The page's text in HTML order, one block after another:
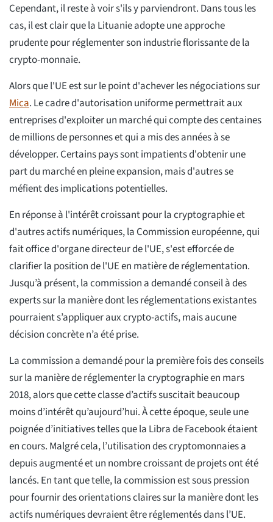
Cependant, il reste à voir s'ils y parviendront. Dans tous les
cas, il est clair que la Lituanie adopte une approche
prudente pour réglementer son industrie florissante de la
crypto-monnaie.
Alors que l'UE est sur le point d'achever les négociations sur
Mica. Le cadre d'autorisation uniforme permettrait aux
entreprises d'exploiter un marché qui compte des centaines
de millions de personnes et qui a mis des années à se
développer. Certains pays sont impatients d'obtenir une
part du marché en pleine expansion, mais d'autres se
méfient des implications potentielles.
En réponse à l'intérêt croissant pour la cryptographie et
d'autres actifs numériques, la Commission européenne, qui
fait office d'organe directeur de l'UE, s'est efforcée de
clarifier la position de l'UE en matière de réglementation.
Jusqu’à présent, la commission a demandé conseil à des
experts sur la manière dont les réglementations existantes
pourraient s’appliquer aux crypto-actifs, mais aucune
décision concrète n’a été prise.
La commission a demandé pour la première fois des conseils
sur la manière de réglementer la cryptographie en mars
2018, alors que cette classe d’actifs suscitait beaucoup
moins d’intérêt qu’aujourd’hui. À cette époque, seule une
poignée d’initiatives telles que la Libra de Facebook étaient
en cours. Malgré cela, l’utilisation des cryptomonnaies a
depuis augmenté et un nombre croissant de projets ont été
lancés. En tant que telle, la commission est sous pression
pour fournir des orientations claires sur la manière dont les
actifs numériques devraient être réglementés dans l’UE.